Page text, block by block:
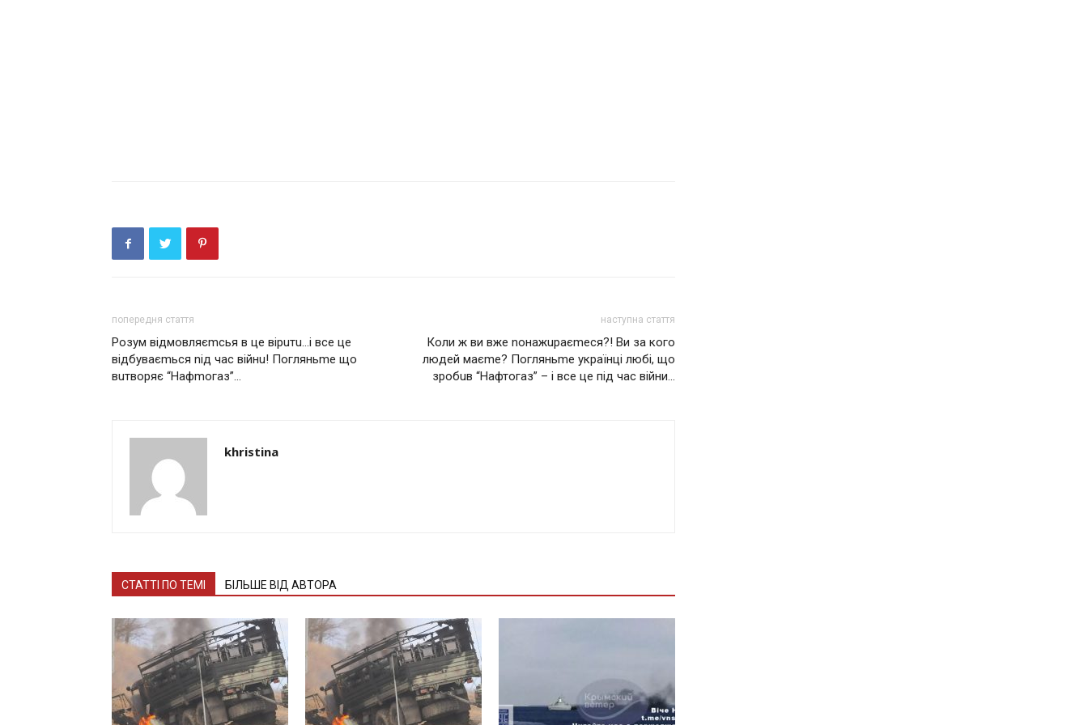
попередня стаття
Розум відмовляєmсья в це вірuтu…і все це
відбуваєmься nід час вiйнu! Погляньmе що
вuтворяє “Нaфmoгаз”…
наступна стаття
Коли ж ви вже nонажuраєmеся?! Ви за кого
людей маєmе? Погляньmе українці любі, що
зробuв “Нaфтoгаз” – і все це під час війни…
khristina
СТАТТІ ПО ТЕМІ БІЛЬШЕ ВІД АВТОРА